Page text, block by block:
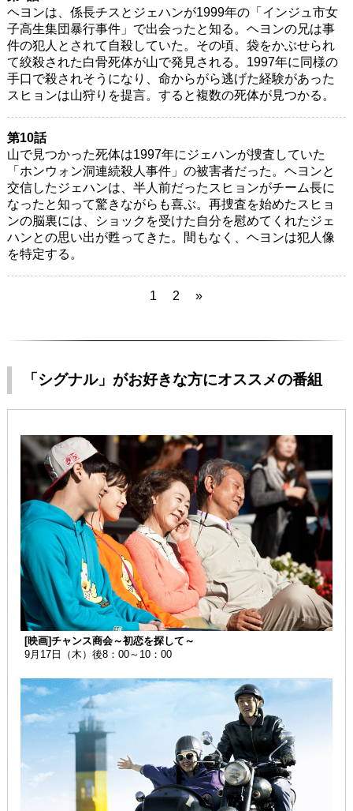
ヘヨンは、係長チスとジェハンが1999年の「インジュ市女
子高生集団暴行事件」で出会ったと知る。ヘヨンの兄は事
件の犯人とされて自殺していた。その頃、袋をかぶせられ
て絞殺された白骨死体が山で発見される。1997年に同様の
手口で殺されそうになり、命からがら逃げた経験があった
スヒョンは山狩りを提言。すると複数の死体が見つかる。
第10話
山で見つかった死体は1997年にジェハンが捜査していた
「ホンウォン洞連続殺人事件」の被害者だった。ヘヨンと
交信したジェハンは、半人前だったスヒョンがチーム長に
なったと知って驚きながらも喜ぶ。再捜査を始めたスヒョ
ンの脳裏には、ショックを受けた自分を慰めてくれたジェ
ハンとの思い出が甦ってきた。間もなく、ヘヨンは犯人像
を特定する。
1 2 »
「シグナル」がお好きな方にオススメの番組
[映画]チャンス商会～初恋を探して～
9月17日（木）後8：00～10：00